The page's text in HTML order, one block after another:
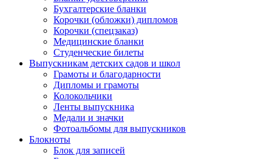
Бухгалтерские бланки
Корочки (обложки) дипломов
Корочки (спецзаказ)
Медицинские бланки
Студенческие билеты
Выпускникам детских садов и школ
Грамоты и благодарности
Дипломы и грамоты
Колокольчики
Ленты выпускника
Медали и значки
Фотоальбомы для выпускников
Блокноты
Блок для записей